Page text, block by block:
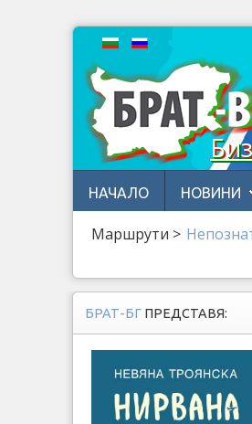
НАЧАЛО НОВИНИ
Маршрути >
БРАТ-БГ ПРЕДСТАВЯ: